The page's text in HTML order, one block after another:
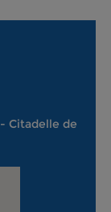
Citadelle de